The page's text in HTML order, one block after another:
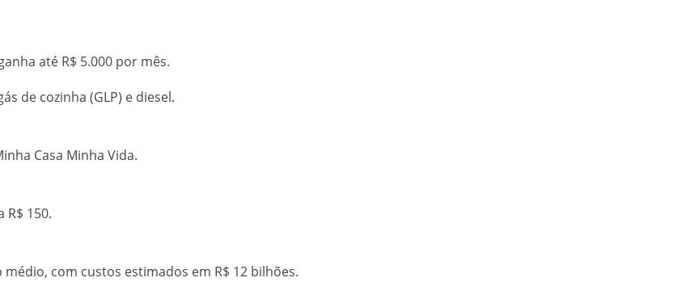
para quem ganha até R$ 5.000 por mês.
de cozinha (GLP) e diesel.
Casa Minha Vida.
R$ 150.
médio, com custos estimados em R$ 12 bilhões.